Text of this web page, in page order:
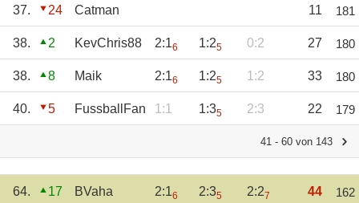
37. 24 Catman 11 181
38. 2 KevChris88 2:16 1:25 0:2 27 180
38. 8 Maik 2:16 1:25 1:2 33 180
40. 5 FussballFan 1:1 1:35 2:3 22 179
41 - 60 von 143
64. 17 BVaha 2:16 2:35 2:27 44 162